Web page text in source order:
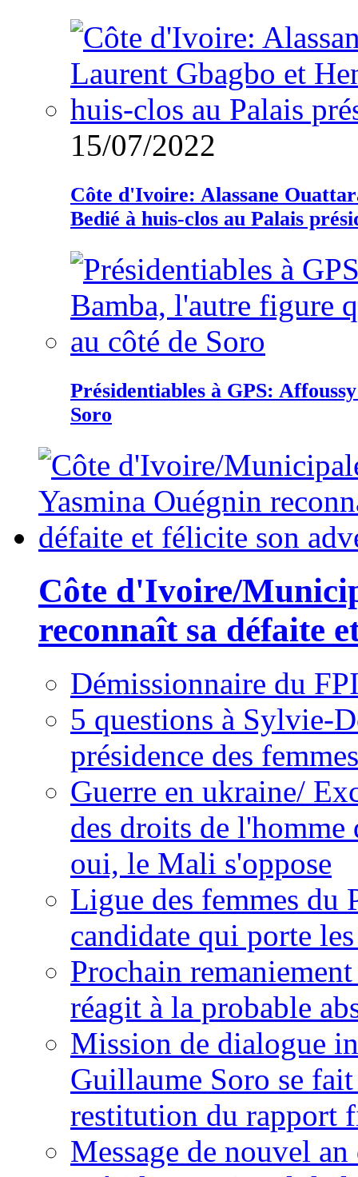
15/07/2022
Côte d'Ivoire: Alassane
Bedié à huis-clos au Palais
Présidentiables à GPS:
Soro
Côte d'Ivoire/
reconnaît sa défaite
Démissionnaire du
5 questions à Sylvie-
présidence des
Guerre en ukraine/
des droits de
oui, le Mali s'oppose
Ligue des femmes du
candidate qui porte
Prochain
réagit à la probable
Mission de dialogue
Guillaume Soro se
restitution du rapport
Message de nouvel